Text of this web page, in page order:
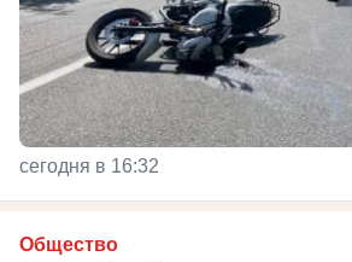
сегодня в 16:32
Общество